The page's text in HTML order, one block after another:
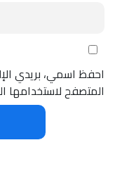
احفظ اسمي، بريدي
المتصفح لاستخدامها